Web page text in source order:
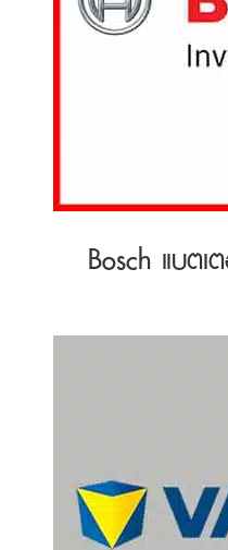
Bosch แบต